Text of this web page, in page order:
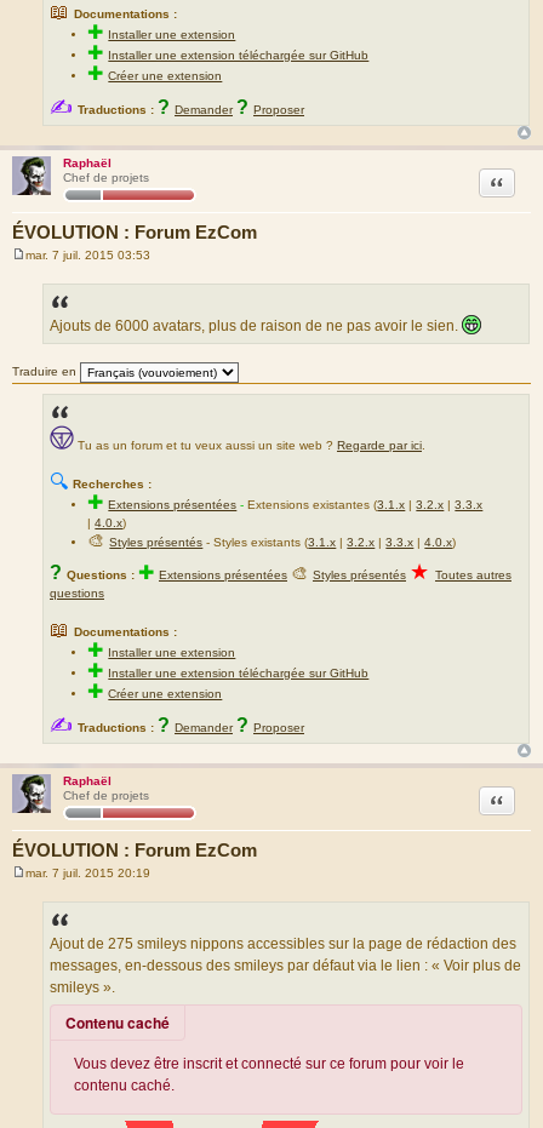
📖 Documentations :
✚ Installer une extension
✚ Installer une extension téléchargée sur GitHub
✚Créer une extension
✍ Traductions : ? Demander ? Proposer
Raphaël
Chef de projets
ÉVOLUTION : Forum EzCom
Citation
mar. 7 juil. 2015 03:53
Ajouts de 6000 avatars, plus de raison de ne pas avoir le sien.
Traduire en
Tu as un forum et tu veux aussi un site web ? Regarde par ici
🔍 Recherches :
✚Extensions présentées -Extensions existantes (3.1.x |3.2.x |3.3.x
|4.0.x)
🎨Styles présentés - Styles existants (3.1.x |3.2.x |3.3.x |4.0.x)
? Questions : ✚ Extensions présentées 🎨 Styles présentés ★ Toutes autres
questions
📖 Documentations :
✚ Installer une extension
✚ Installer une extension téléchargée sur GitHub
✚Créer une extension
✍ Traductions : ? Demander ? Proposer
Raphaël
Chef de projets
ÉVOLUTION : Forum EzCom
Citation
mar. 7 juil. 2015 20:19
Ajout de 275 smileys nippons accessibles sur la page de rédaction des
messages, en-dessous des smileys par défaut via le lien : « Voir plus de
smileys ».
Contenu caché
Vous devez être inscrit et connecté sur ce forum pour voir le
contenu caché.